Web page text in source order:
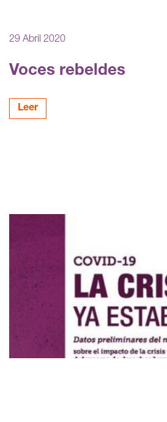
29 Abril 2020
Voces rebeldes
Leer